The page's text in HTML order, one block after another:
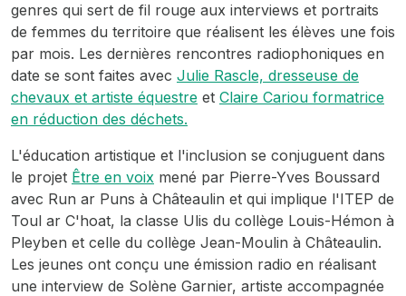
genres qui sert de fil rouge aux interviews et portraits
de femmes du territoire que réalisent les élèves une fois
par mois. Les dernières rencontres radiophoniques en
date se sont faites avec Julie Rascle, dresseuse de
chevaux et artiste équestre et Claire Cariou formatrice
en réduction des déchets.
L'éducation artistique et l'inclusion se conjuguent dans
le projet Être en voix mené par Pierre-Yves Boussard
avec Run ar Puns à Châteaulin et qui implique l'ITEP de
Toul ar C'hoat, la classe Ulis du collège Louis-Hémon à
Pleyben et celle du collège Jean-Moulin à Châteaulin.
Les jeunes ont conçu une émission radio en réalisant
une interview de Solène Garnier, artiste accompagnée